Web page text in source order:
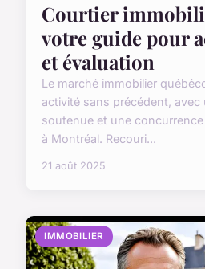
Courtier
votre guide pour
et évaluation
Le marché immobilier
activité sans précédent, avec
soutenue et une
à Montréal. Recouri...
21 août 2025
IMMOBILIER